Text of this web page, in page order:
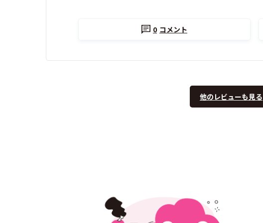
0 コメント
他のレビューも見る